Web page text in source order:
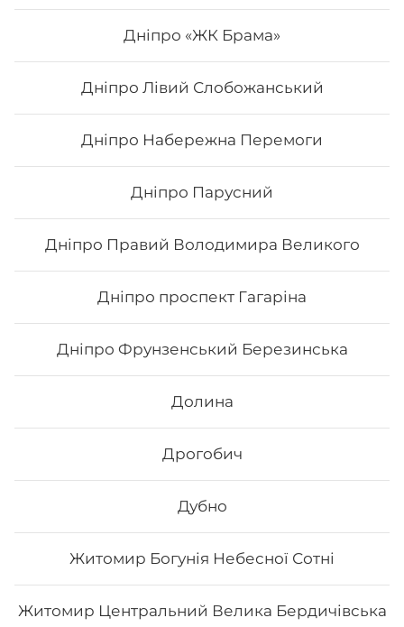
Дніпро «ЖК Брама»
Дніпро Лівий Слобожанський
Дніпро Набережна Перемоги
Дніпро Парусний
Дніпро Правий Володимира Великого
Дніпро проспект Гагаріна
Дніпро Фрунзенський Березинська
Долина
Дрогобич
Дубно
Житомир Богунія Небесної Сотні
Житомир Центральний Велика Бердичівська
Каліфорнія з копченим лососем
Вага: 265 г. Склад: норі, рис, копчений лосось,
159₴
Каліфорнія з лососем в кунжуті
Вага: 255 г Склад: норі, рис, лосось філе, авокадо,